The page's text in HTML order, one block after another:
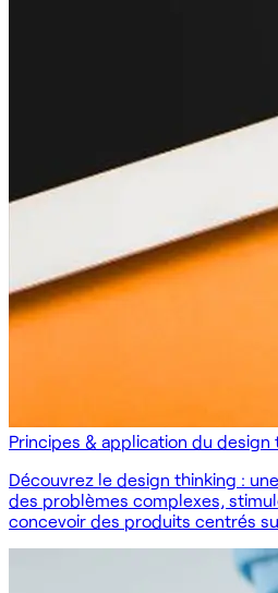
Principes & application du design
Découvrez le design thinking :
des problèmes complexes,
concevoir des produits centrés